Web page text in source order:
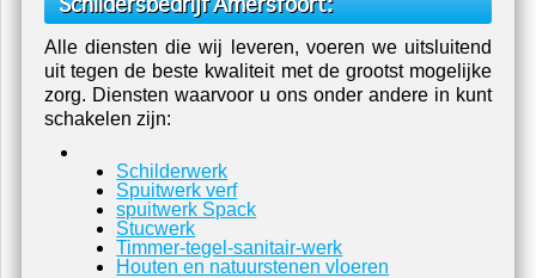
Schildersbedrijf Amersfoort:
Alle diensten die wij leveren, voeren we uitsluitend
uit tegen de beste kwaliteit met de grootst mogelijke
zorg. Diensten waarvoor u ons onder andere in kunt
schakelen zijn:
Schilderwerk
Spuitwerk verf
spuitwerk Spack
Stucwerk
Timmer-tegel-sanitair-werk
Houten en natuurstenen vloeren